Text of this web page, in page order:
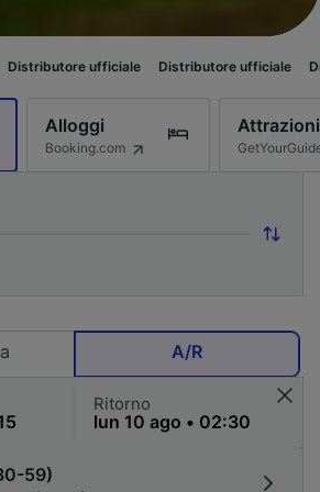
ufficiale Distributore ufficiale Distributore
Alloggi
Booking.com
Attrazioni
A/R
Ritorno
59)